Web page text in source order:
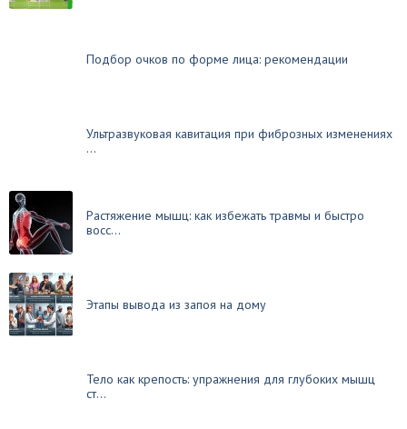
Подбор очков по форме лица: рекомендации
Ультразвуковая кавитация при фиброзных изменениях
...
Растяжение мышц: как избежать травмы и быстро
восс...
Этапы вывода из запоя на дому
Тело как крепость: упражнения для глубоких мышц
ст...